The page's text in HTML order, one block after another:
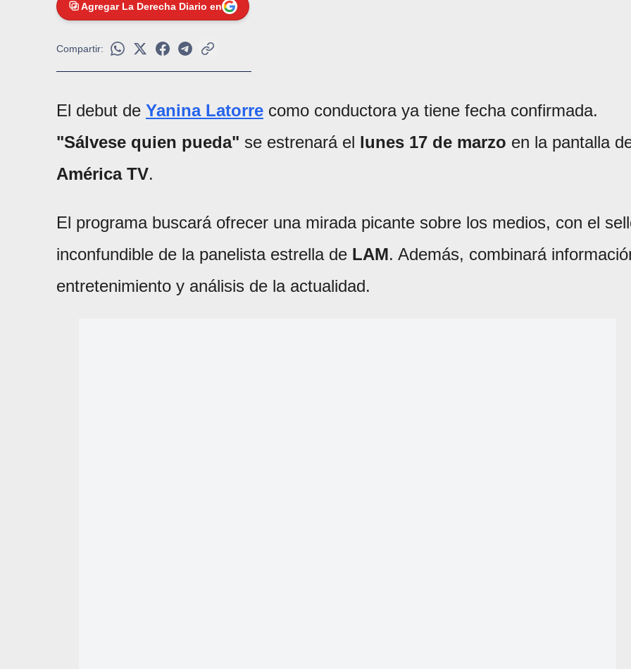
Agregar La Derecha Diario en
Compartir:
El debut de Yanina Latorre como conductora ya tiene fecha confirmada.
"Sálvese quien pueda" se estrenará el lunes 17 de marzo en la pantalla
América TV.
El programa buscará ofrecer una mirada picante sobre los medios, con el
inconfundible de la panelista estrella de LAM. Además, combinará
entretenimiento y análisis de la actualidad.